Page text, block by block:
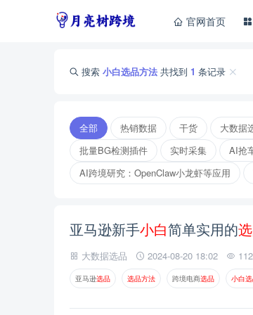
官网首页
搜索 小白选品方法 共找到 1 条记录
全部 热销数据 干货 大数据
批量BG检测插件
实时采集 AI抢
AI跨境研究：OpenClaw小龙虾等应用
亚马逊新手小白简单实用的选
大数据选品 2024-08-20 18:02
亚马逊选品 选品方法 跨境电商选品 小白选